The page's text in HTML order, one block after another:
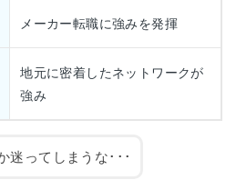
メーカー転職に強みを発揮
地元に密着したネットワークが
強み
迷ってしまうな･･･